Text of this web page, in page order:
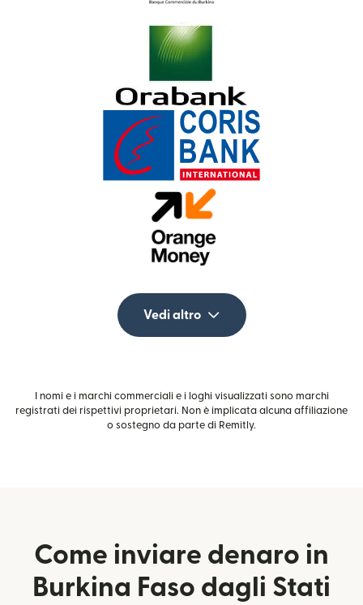
Vedi altro
I nomi e i marchi commerciali e i loghi visualizzati sono marchi
registrati dei rispettivi proprietari. Non è implicata alcuna affiliazione
o sostegno da parte di Remitly.
Come inviare denaro in
Burkina Faso dagli Stati